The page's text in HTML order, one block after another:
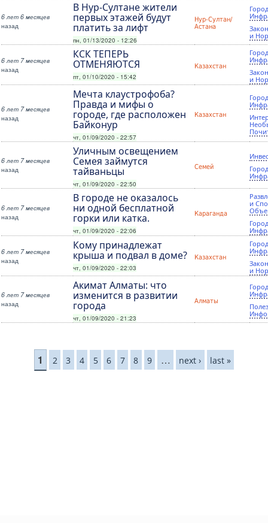
6 лет 6 месяцев
назад
В Нур-Султане жители
первых этажей будут
платить за лифт
пн, 01/13/2020 - 12:26
Нур-Султан/
Астана
и
6 лет 7 месяцев
назад
КСК ТЕПЕРЬ
ОТМЕНЯЮТСЯ
пт, 01/10/2020 - 15:42
Казахстан
и
6 лет 7 месяцев
назад
Мечта клаустрофоба?
Правда и мифы о
городе, где расположен
Байконур
чт, 01/09/2020 - 22:57
Казахстан
6 лет 7 месяцев
назад
Уличным освещением
Семея займутся
тайваньцы
чт, 01/09/2020 - 22:50
Семей
6 лет 7 месяцев
назад
В городе не оказалось
ни одной бесплатной
горки или катка.
чт, 01/09/2020 - 22:06
Караганда
и
6 лет 7 месяцев
назад
Кому принадлежат
крыша и подвал в доме?
чт, 01/09/2020 - 22:03
Казахстан
и
6 лет 7 месяцев
назад
Акимат Алматы: что
изменится в развитии
города
чт, 01/09/2020 - 21:23
Алматы
Страницы
1 2 3 4 5 6 7 8 9 … next › last »